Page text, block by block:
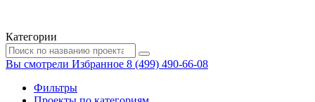
Категории
Вы смотрели Избранное 8 (499) 490-66-08
Фильтры